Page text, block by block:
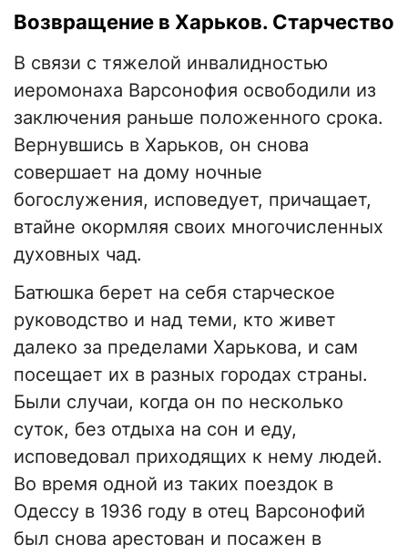
Возвращение в Харьков. Старчество
В связи с тяжелой инвалидностью
иеромонаха Варсонофия освободили из
заключения раньше положенного срока.
Вернувшись в Харьков, он снова
совершает на дому ночные
богослужения, исповедует, причащает,
втайне окормляя своих многочисленных
духовных чад.
Батюшка берет на себя старческое
руководство и над теми, кто живет
далеко за пределами Харькова, и сам
посещает их в разных городах страны.
Были случаи, когда он по несколько
суток, без отдыха на сон и еду,
исповедовал приходящих к нему людей.
Во время одной из таких поездок в
Одессу в 1936 году в отец Варсонофий
был снова арестован и посажен в